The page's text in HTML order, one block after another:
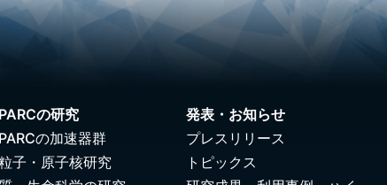
の研究
の加速器群
子・原子核研究
発表・お知らせ
プレスリリース
トピックス